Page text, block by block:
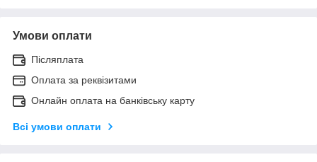
Умови оплати
Післяплата
Оплата за реквізитами
Онлайн оплата на банківську карту
Всі умови оплати